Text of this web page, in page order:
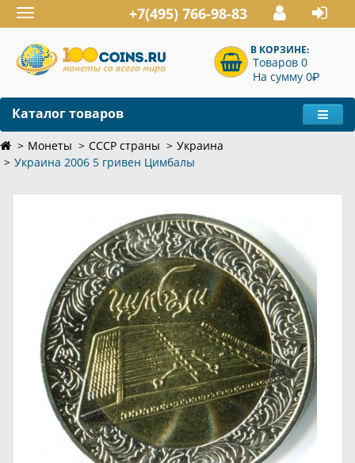
Toggle
navigation
+7(495) 766-98-83
В КОРЗИНЕ:
Товаров 0
На сумму 0P
Каталог товаров
Монеты СССР страны
Украина
Украина 2006 5 гривен Цимбалы